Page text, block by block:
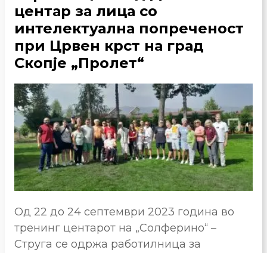
центар за лица со
интелектуална попреченост
при Црвен крст на град
Скопје „Пролет“
Од 22 до 24 септември 2023 година во
тренинг центарот на „Солферино“ –
Струга се одржа работилница за